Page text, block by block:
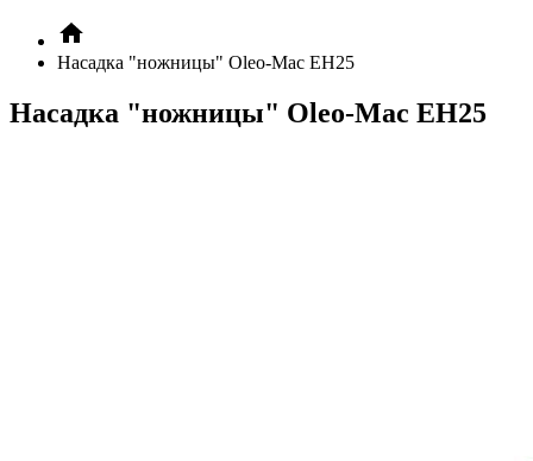
Насадка "ножницы" Oleo-Mac EH25
Насадка "ножницы" Oleo-Mac EH25